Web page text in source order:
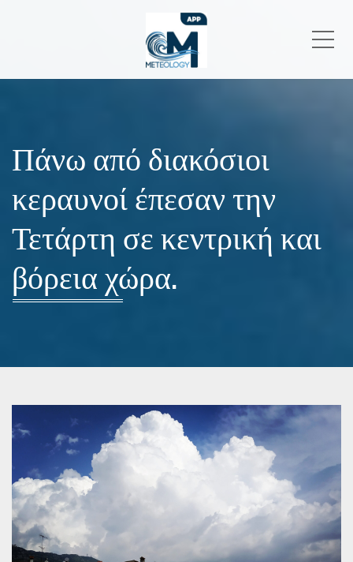
Πάνω από διακόσιοι
κεραυνοί έπεσαν την
Τετάρτη σε κεντρική και
βόρεια χώρα.